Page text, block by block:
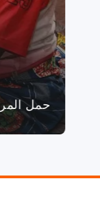
حمل